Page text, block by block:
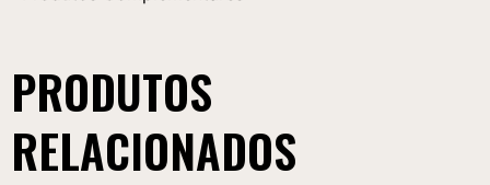
PRODUTOS
RELACIONADOS